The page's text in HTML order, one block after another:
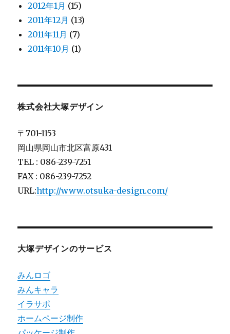
2012年1月 (15)
2011年12月 (13)
2011年11月 (7)
2011年10月 (1)
株式会社大塚デザイン
〒701-1153
岡山県岡山市北区富原431
TEL : 086-239-7251
FAX : 086-239-7252
URL:http://www.otsuka-design.com/
大塚デザインのサービス
みんロゴ
みんキャラ
イラサポ
ホームページ制作